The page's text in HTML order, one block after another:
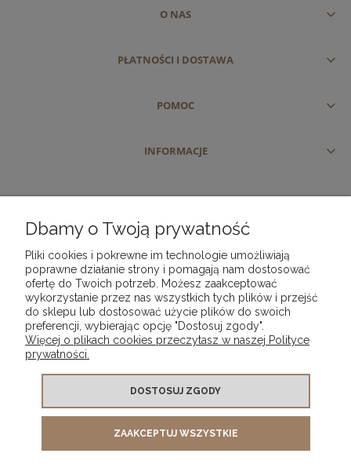
O NAS
PŁATNOŚCI I DOSTAWA
POMOC
INFORMACJE
Dbamy o Twoją prywatność
Pliki cookies i pokrewne im technologie umożliwiają
poprawne działanie strony i pomagają nam dostosować
ofertę do Twoich potrzeb. Możesz zaakceptować
wykorzystanie przez nas wszystkich tych plików i przejść
do sklepu lub dostosować użycie plików do swoich
preferencji, wybierając opcję "Dostosuj zgody".
Więcej o plikach cookies przeczytasz w naszej Polityce
prywatności.
DOSTOSUJ ZGODY
ZAAKCEPTUJ WSZYSTKIE